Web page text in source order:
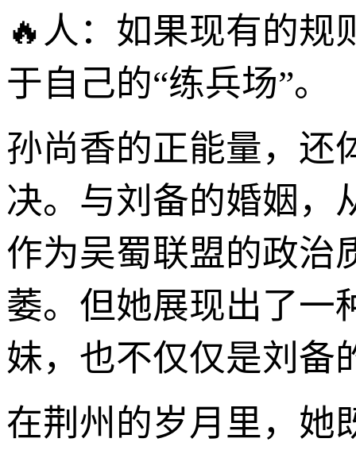
🔥人：如果现有的规
于自己的“练兵场”。
孙尚香的正能量，还
决。与刘备的婚姻，
作为吴蜀联盟的政治
萎。但她展现出了一
妹，也不仅仅是刘备
在荆州的岁月里，她